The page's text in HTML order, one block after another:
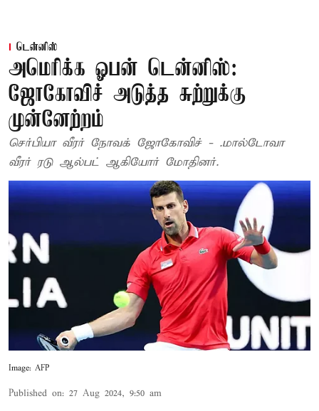
டென்னிஸ்
அமெரிக்க ஓபன் டென்னிஸ்:
ஜோகோவிச் அடுத்த சுற்றுக்கு
முன்னேற்றம்
செர்பியா வீரர் நோவக் ஜோகோவிச் - .மால்டோவா
வீரர் ரடு ஆல்பட் ஆகியோர் மோதினர்.
Image: AFP
Published on: 27 Aug 2024, 9:50 am